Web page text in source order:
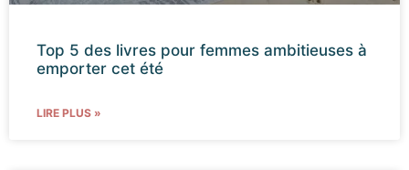
Top 5 des livres pour femmes ambitieuses à
emporter cet été
LIRE PLUS »